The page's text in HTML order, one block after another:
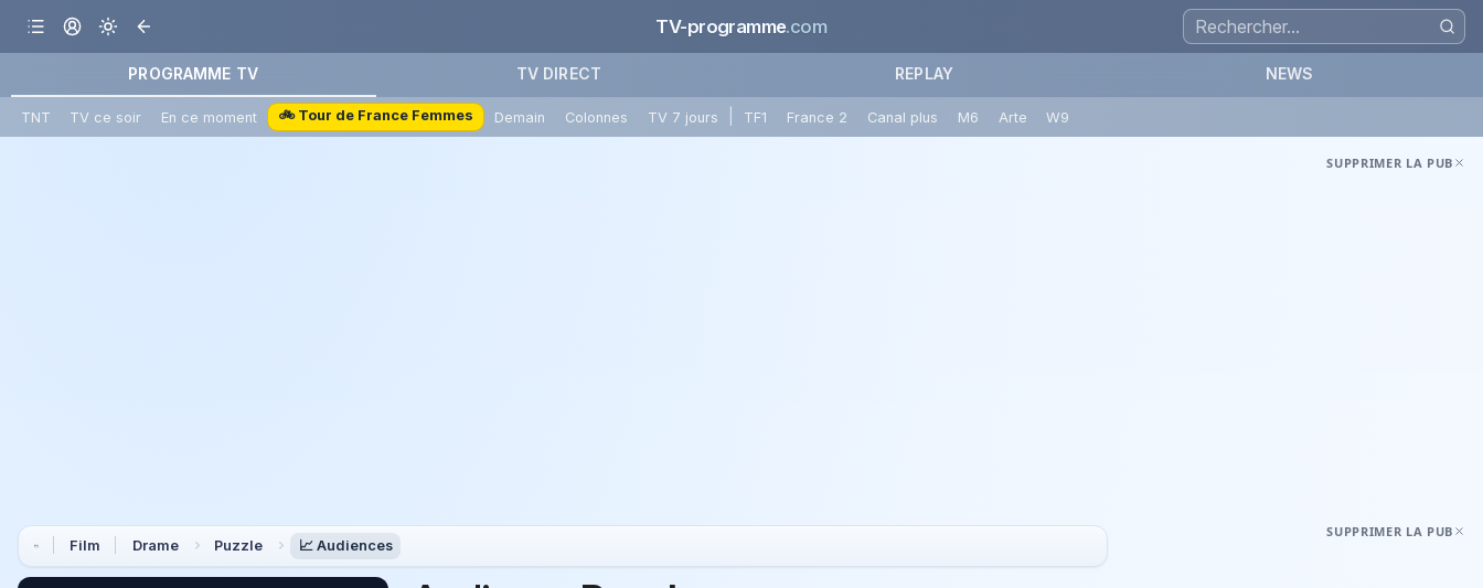
TV-programme.com
PROGRAMME TV TV DIRECT REPLAY NEWS
TNT TV ce soir En ce moment 🚲 Tour de France Femmes Demain Colonnes TV 7 jours TF1 France 2 Canal plus M6 Arte W9
SUPPRIMER LA PUB
Film Drame Puzzle 📈 Audiences
SUPPRIMER LA PUB